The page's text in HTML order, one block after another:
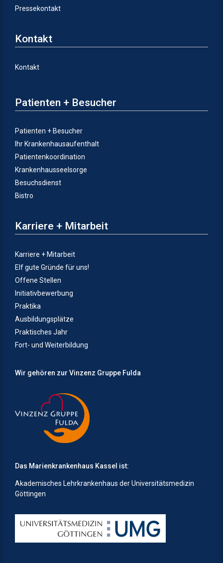
Pressekontakt
Kontakt
Kontakt
Patienten + Besucher
Patienten + Besucher
Ihr Krankenhausaufenthalt
Patientenkoordination
Krankenhausseelsorge
Besuchsdienst
Bistro
Karriere + Mitarbeit
Karriere + Mitarbeit
Elf gute Gründe für uns!
Offene Stellen
Initiativbewerbung
Praktika
Ausbildungsplätze
Praktisches Jahr
Fort- und Weiterbildung
Wir gehören zur Vinzenz Gruppe Fulda
Das Marienkrankenhaus Kassel ist:
Akademisches Lehrkrankenhaus der Universitätsmedizin
Göttingen